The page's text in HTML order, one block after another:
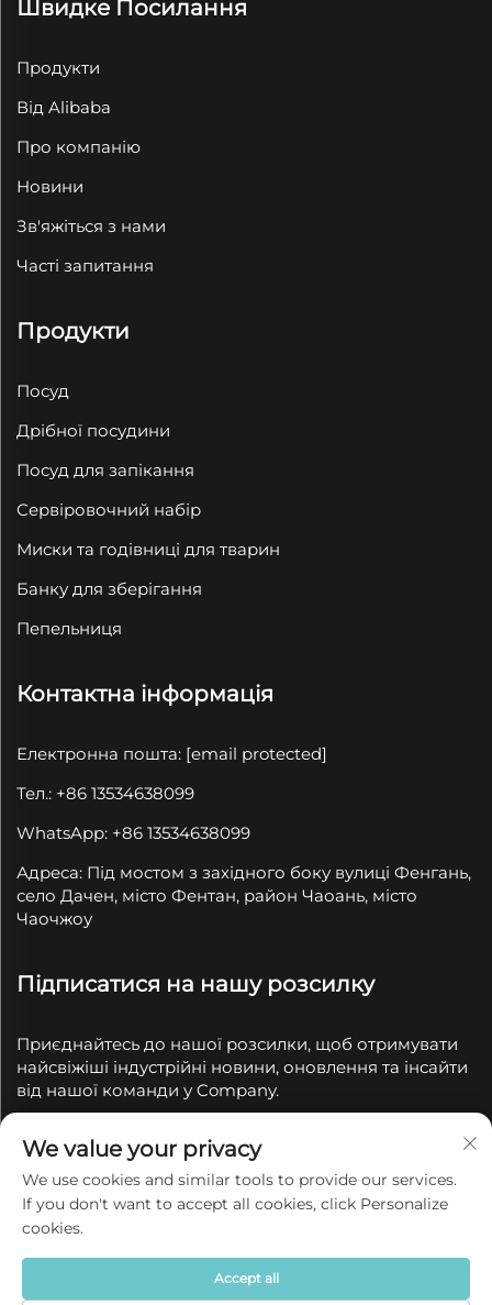
Швидке Посилання
Продукти
Від Alibaba
Про компанію
Новини
Зв'яжіться з нами
Часті запитання
Продукти
Посуд
Дрібної посудини
Посуд для запікання
Сервіровочний набір
Миски та годівниці для тварин
Банку для зберігання
Пепельниця
Контактна інформація
Електронна пошта: [email protected]
Тел.: +86 13534638099
WhatsApp: +86 13534638099
Адреса: Під мостом з західного боку вулиці Фенгань,
село Дачен, місто Фентан, район Чаоань, місто
Чаочжоу
Підписатися на нашу розсилку
Приєднайтесь до нашої розсилки, щоб отримувати
найсвіжіші індустрійні новини, оновлення та інсайти
від нашої команди у Company.
© 2025 Chaozhou Qianyue Ceramics Co., Ltd. Всі права
захищені
Політика конфіденційності
We value your privacy
We use cookies and similar tools to provide our services.
If you don't want to accept all cookies, click Personalize
cookies.
Accept all